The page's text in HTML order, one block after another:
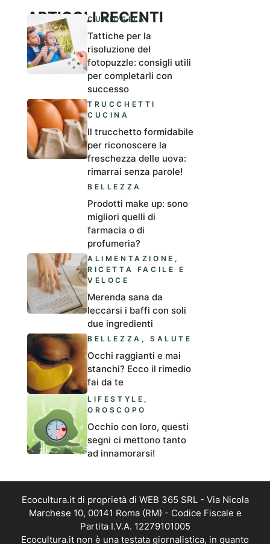
ARTICOLI RECENTI
CURIOSITÀ
Tattiche per la
risoluzione del
fotopuzzle: consigli utili
per completarli con
successo
TRUCCHETTI
CUCINA
Il trucchetto formidabile
per riconoscere la
freschezza delle uova:
rimarrai senza parole!
BELLEZZA
Prodotti make up: sono
migliori quelli di
farmacia o di
profumeria?
ALIMENTAZIONE ,
RICETTA FACILE E
VELOCE
Merenda sana da
leccarsi i baffi con soli
due ingredienti
BELLEZZA ,SALUTE
Occhi raggianti e mai
stanchi? Ecco il rimedio
fai da te
LIFESTYLE ,
OROSCOPO
Occhio con loro, questi
segni ci mettono tanto
ad innamorarsi!
Ecocultura.it di proprietà di WEB 365 SRL - Via Nicola
Marchese 10, 00141 Roma (RM) - Codice Fiscale e
Partita I.V.A. 12279101005
Ecocultura.it non è una testata giornalistica, in quanto